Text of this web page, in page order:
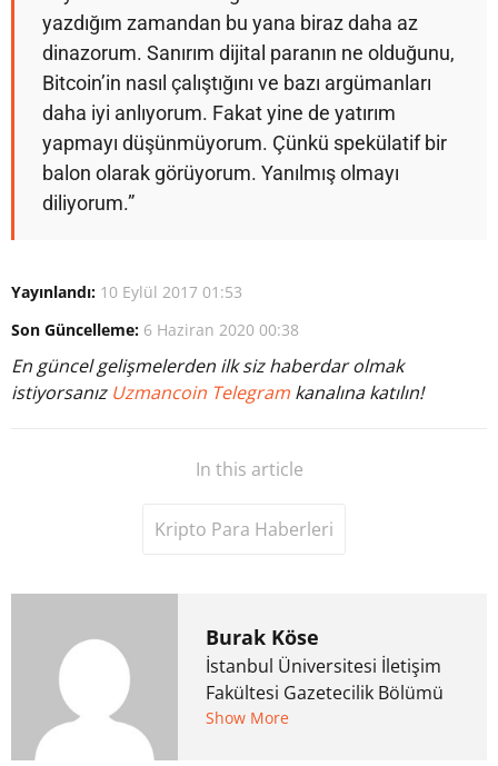
yazdığım zamandan bu yana biraz daha az
dinazorum. Sanırım dijital paranın ne olduğunu,
Bitcoin’in nasıl çalıştığını ve bazı argümanları
daha iyi anlıyorum. Fakat yine de yatırım
yapmayı düşünmüyorum. Çünkü spekülatif bir
balon olarak görüyorum. Yanılmış olmayı
diliyorum.”
Yayınlandı: 10 Eylül 2017 01:53
Son Güncelleme: 6 Haziran 2020 00:38
En güncel gelişmelerden ilk siz haberdar olmak
istiyorsanız Uzmancoin Telegram kanalına katılın!
In this article
Kripto Para Haberleri
Burak Köse
İstanbul Üniversitesi İletişim
Fakültesi Gazetecilik Bölümü
mezunu. 6 yıl ana akım
Show More